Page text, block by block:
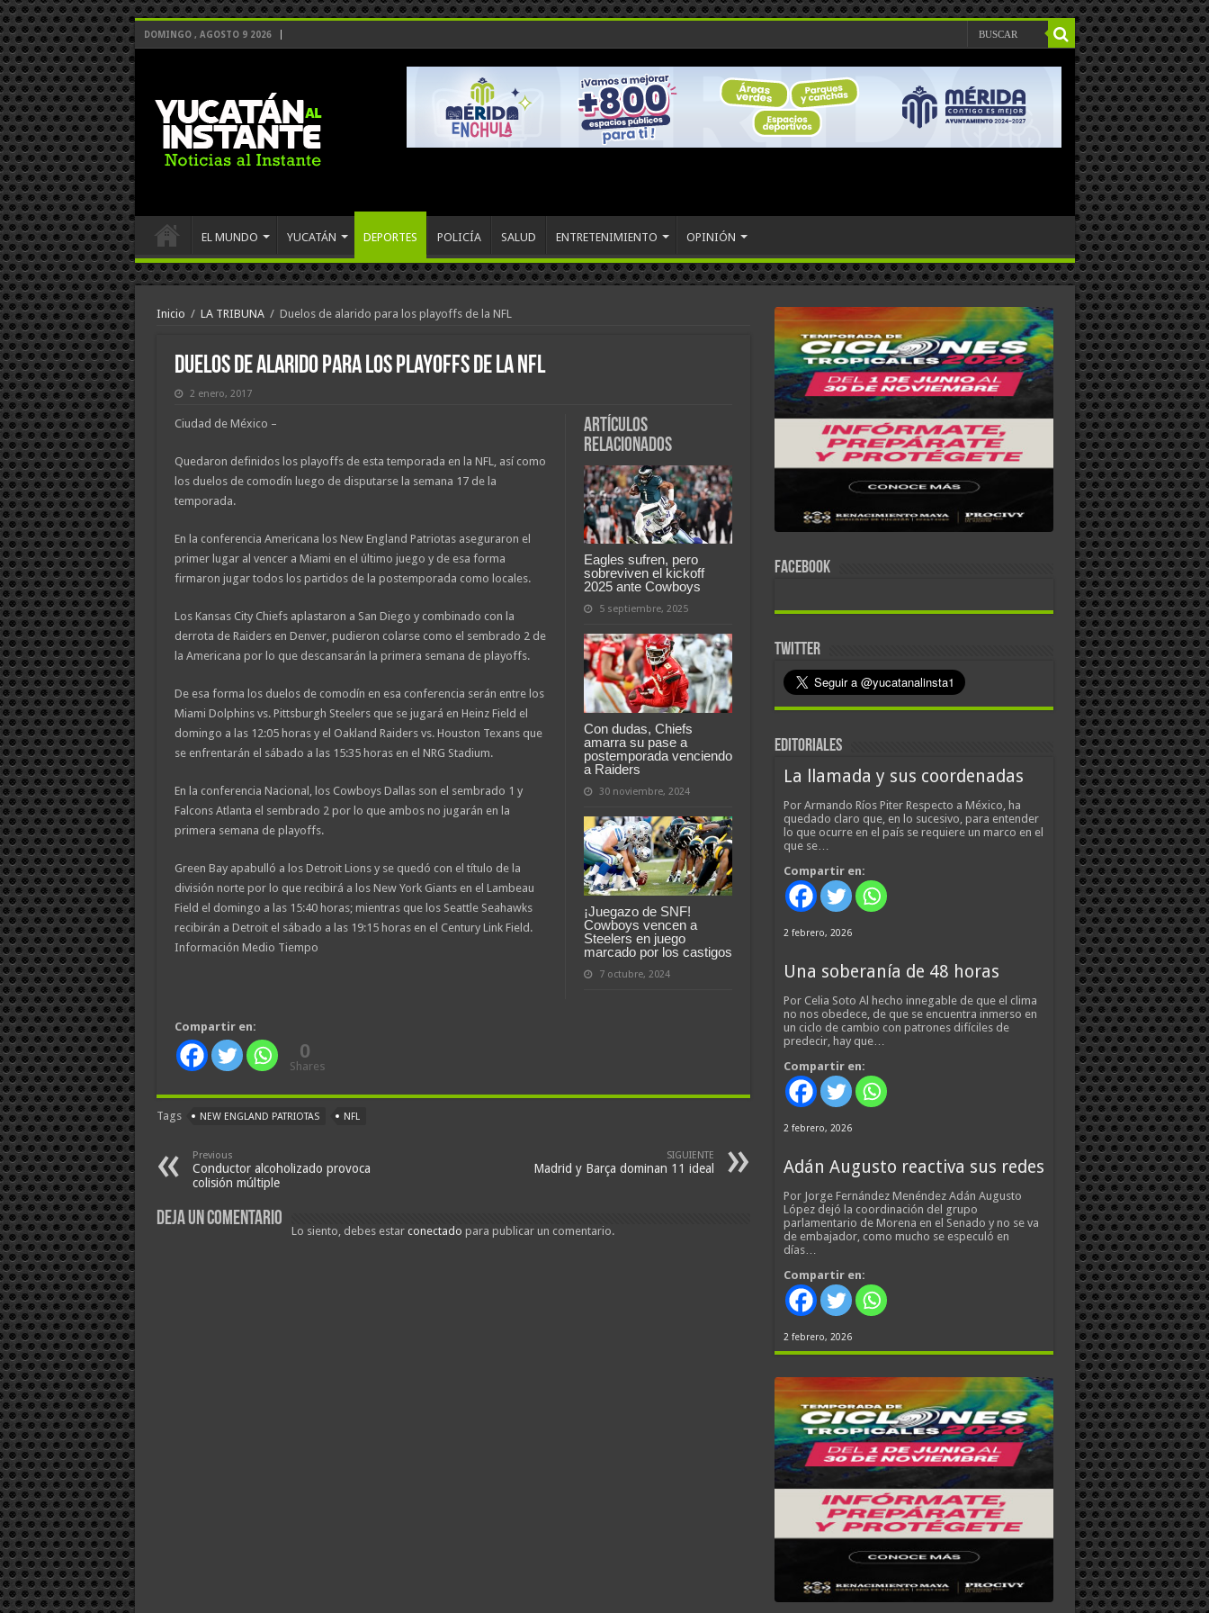
DOMINGO , AGOSTO 9 2026
EL MUNDO YUCATÁN DEPORTES POLICÍA SALUD ENTRETENIMIENTO OPINIÓN
Inicio / LA TRIBUNA / Duelos de alarido para los playoffs de la NFL
Duelos de alarido para los playoffs de la NFL
2 enero, 2017
Artículos
relacionados
Eagles sufren, pero
sobreviven el kickoff
2025 ante Cowboys
5 septiembre, 2025
Con dudas, Chiefs
amarra su pase a
postemporada venciendo
a Raiders
30 noviembre, 2024
¡Juegazo de SNF!
Cowboys vencen a
Steelers en juego
marcado por los castigos
7 octubre, 2024
Ciudad de México –
Quedaron definidos los playoffs de esta temporada en la NFL, así como
los duelos de comodín luego de disputarse la semana 17 de la
temporada.
En la conferencia Americana los New England Patriotas aseguraron el
primer lugar al vencer a Miami en el último juego y de esa forma
firmaron jugar todos los partidos de la postemporada como locales.
Los Kansas City Chiefs aplastaron a San Diego y combinado con la
derrota de Raiders en Denver, pudieron colarse como el sembrado 2 de
la Americana por lo que descansarán la primera semana de playoffs.
De esa forma los duelos de comodín en esa conferencia serán entre los
Miami Dolphins vs. Pittsburgh Steelers que se jugará en Heinz Field el
domingo a las 12:05 horas y el Oakland Raiders vs. Houston Texans que
se enfrentarán el sábado a las 15:35 horas en el NRG Stadium.
En la conferencia Nacional, los Cowboys Dallas son el sembrado 1 y
Falcons Atlanta el sembrado 2 por lo que ambos no jugarán en la
primera semana de playoffs.
Green Bay apabulló a los Detroit Lions y se quedó con el título de la
división norte por lo que recibirá a los New York Giants en el Lambeau
Field el domingo a las 15:40 horas; mientras que los Seattle Seahawks
recibirán a Detroit el sábado a las 19:15 horas en el Century Link Field.
Información Medio Tiempo
Compartir en:
0
Shares
Tags NEW ENGLAND PATRIOTAS NFL
Previous
Conductor alcoholizado provoca
colisión múltiple
SIGUIENTE
Madrid y Barça dominan 11 ideal
Deja un comentario
Lo siento, debes estar conectado para publicar un comentario.
FACEBOOK
TWITTER
EDITORIALES
La llamada y sus coordenadas
Por Armando Ríos Piter Respecto a México, ha
quedado claro que, en lo sucesivo, para entender
lo que ocurre en el país se requiere un marco en el
que se…
Compartir en:
2 febrero, 2026
Una soberanía de 48 horas
Por Celia Soto Al hecho innegable de que el clima
no nos obedece, de que se encuentra inmerso en
un ciclo de cambio con patrones difíciles de
predecir, hay que…
Compartir en:
2 febrero, 2026
Adán Augusto reactiva sus redes
Por Jorge Fernández Menéndez Adán Augusto
López dejó la coordinación del grupo
parlamentario de Morena en el Senado y no se va
de embajador, como mucho se especuló en
días…
Compartir en:
2 febrero, 2026